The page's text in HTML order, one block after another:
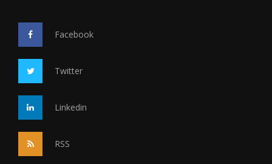
Facebook
Twitter
Linkedin
RSS